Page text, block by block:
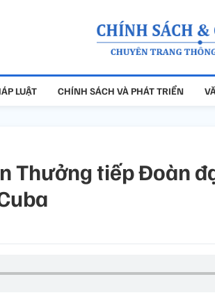
LUẬT CHÍNH SÁCH VÀ PHÁT TRIỂN
Thưởng tiếp Đoàn